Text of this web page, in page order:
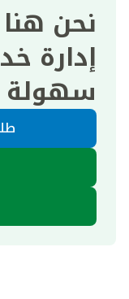
نحن
إدارة
سهولة